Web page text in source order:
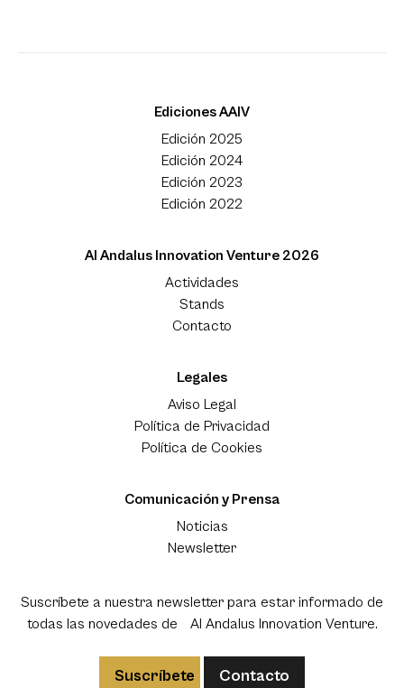
Ediciones AAIV
Edición 2025
Edición 2024
Edición 2023
Edición 2022
Al Andalus Innovation Venture 2026
Actividades
Stands
Contacto
Legales
Aviso Legal
Política de Privacidad
Política de Cookies
Comunicación y Prensa
Noticias
Newsletter
Suscríbete a nuestra newsletter para estar informado de
todas las novedades de Al Andalus Innovation Venture.
Suscríbete Contacto